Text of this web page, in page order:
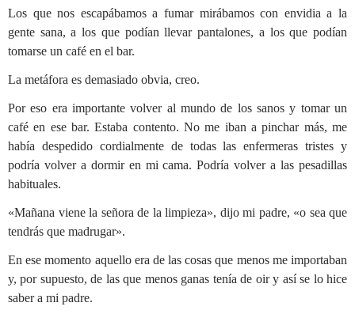
Los que nos escapábamos a fumar mirábamos con envidia a la
gente sana, a los que podían llevar pantalones, a los que podían
tomarse un café en el bar.
La metáfora es demasiado obvia, creo.
Por eso era importante volver al mundo de los sanos y tomar un
café en ese bar. Estaba contento. No me iban a pinchar más, me
había despedido cordialmente de todas las enfermeras tristes y
podría volver a dormir en mi cama. Podría volver a las pesadillas
habituales.
«Mañana viene la señora de la limpieza», dijo mi padre, «o sea que
tendrás que madrugar».
En ese momento aquello era de las cosas que menos me importaban
y, por supuesto, de las que menos ganas tenía de oir y así se lo hice
saber a mi padre.